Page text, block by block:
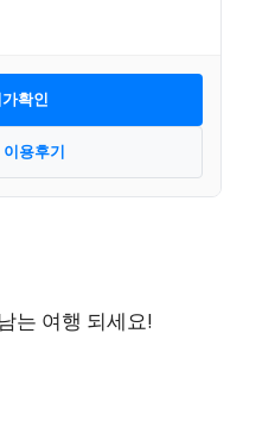
확인
용후기
는 여행 되세요!